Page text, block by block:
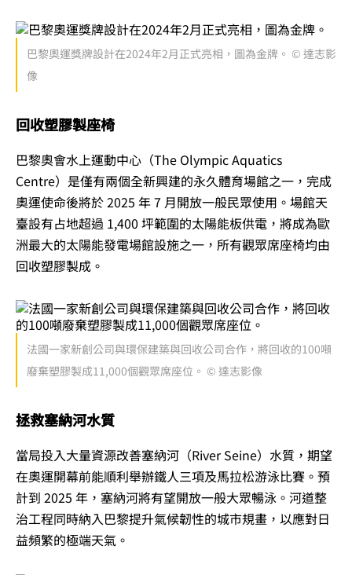
巴黎奧運獎牌設計在2024年2月正式亮相，圖為金牌。 © 達志影
像
回收塑膠製座椅
巴黎奧會水上運動中心（The Olympic Aquatics
Centre）是僅有兩個全新興建的永久體育場館之一，完成
奧運使命後將於 2025 年 7 月開放一般民眾使用。場館天
臺設有占地超過 1,400 坪範圍的太陽能板供電，將成為歐
洲最大的太陽能發電場館設施之一，所有觀眾席座椅均由
回收塑膠製成。
法國一家新創公司與環保建築與回收公司合作，將回收的100噸
廢棄塑膠製成11,000個觀眾席座位。 © 達志影像
拯救塞納河水質
當局投入大量資源改善塞納河（River Seine）水質，期望
在奧運開幕前能順利舉辦鐵人三項及馬拉松游泳比賽。預
計到 2025 年，塞納河將有望開放一般大眾暢泳。河道整
治工程同時納入巴黎提升氣候韌性的城市規畫，以應對日
益頻繁的極端天氣。